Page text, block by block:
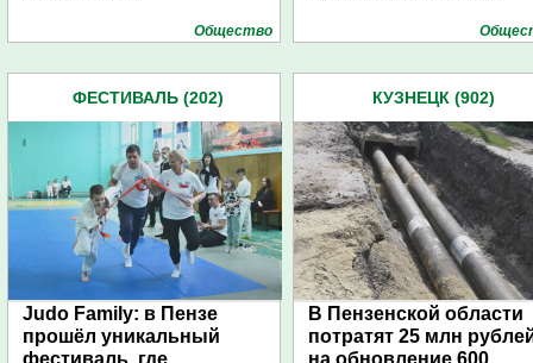
Общество
ФЕСТИВАЛЬ (202)
Judo Family: в Пензе
прошёл уникальный
фестиваль, где
КУЗНЕЦК (902)
В Пензенской области
потратят 25 млн
на обновление 600